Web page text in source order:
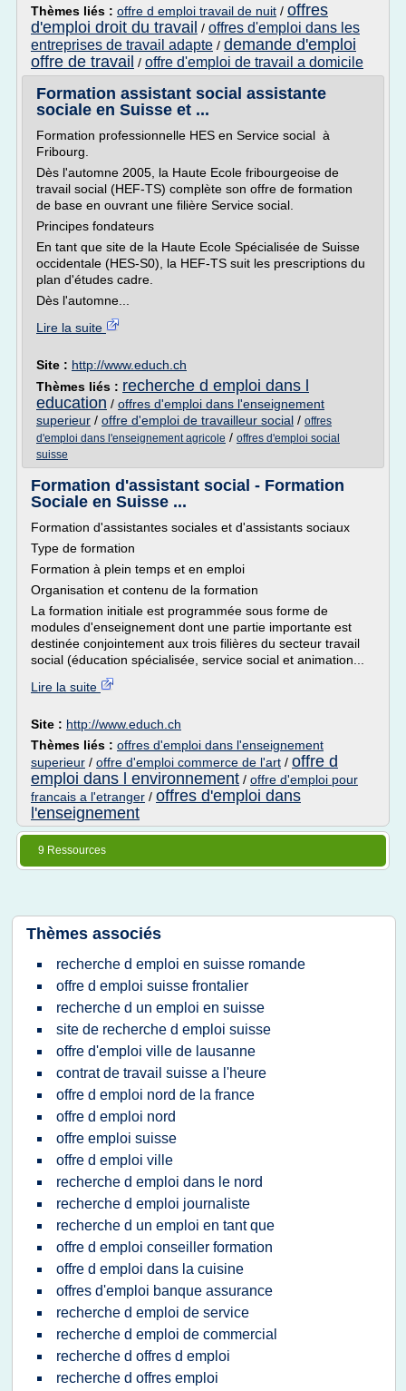
Thèmes liés : offre d emploi travail de nuit / offres
d'emploi droit du travail / offres d'emploi dans les
entreprises de travail adapte / demande d'emploi
offre de travail / offre d'emploi de travail a domicile
Formation assistant social assistante
sociale en Suisse et ...
Formation professionnelle HES en Service social à
Fribourg.
Dès l'automne 2005, la Haute Ecole fribourgeoise de
travail social (HEF-TS) complète son offre de formation
de base en ouvrant une filière Service social.
Principes fondateurs
En tant que site de la Haute Ecole Spécialisée de Suisse
occidentale (HES-S0), la HEF-TS suit les prescriptions du
plan d'études cadre.
Dès l'automne...
Lire la suite
Site : http://www.educh.ch
Thèmes liés : recherche d emploi dans l
education / offres d'emploi dans l'enseignement
superieur / offre d'emploi de travailleur social / offres
d'emploi dans l'enseignement agricole / offres d'emploi social
suisse
Formation d'assistant social - Formation
Sociale en Suisse ...
Formation d'assistantes sociales et d'assistants sociaux
Type de formation
Formation à plein temps et en emploi
Organisation et contenu de la formation
La formation initiale est programmée sous forme de
modules d'enseignement dont une partie importante est
destinée conjointement aux trois filières du secteur travail
social (éducation spécialisée, service social et animation...
Lire la suite
Site : http://www.educh.ch
Thèmes liés : offres d'emploi dans l'enseignement
superieur / offre d'emploi commerce de l'art / offre d
emploi dans l environnement / offre d'emploi pour
francais a l'etranger / offres d'emploi dans
l'enseignement
9 Ressources
Thèmes associés
recherche d emploi en suisse romande
offre d emploi suisse frontalier
recherche d un emploi en suisse
site de recherche d emploi suisse
offre d'emploi ville de lausanne
contrat de travail suisse a l'heure
offre d emploi nord de la france
offre d emploi nord
offre emploi suisse
offre d emploi ville
recherche d emploi dans le nord
recherche d emploi journaliste
recherche d un emploi en tant que
offre d emploi conseiller formation
offre d emploi dans la cuisine
offres d'emploi banque assurance
recherche d emploi de service
recherche d emploi de commercial
recherche d offres d emploi
recherche d offres emploi